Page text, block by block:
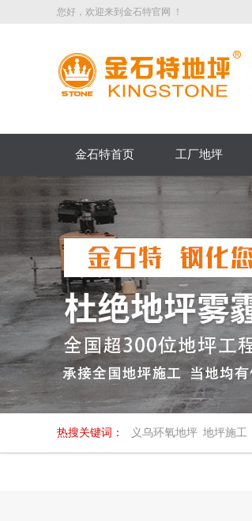
您好，欢迎来到金石特官网 ！
金石特首页 工厂地坪
热搜关键词： 义乌环氧地坪 地坪施工